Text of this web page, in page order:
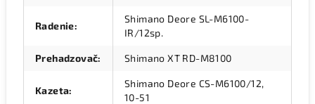
Radenie:
Shimano Deore SL-M6100-
IR/12sp.
Prehadzovač: Shimano XT RD-M8100
Kazeta:
Shimano Deore CS-M6100/12,
10-51